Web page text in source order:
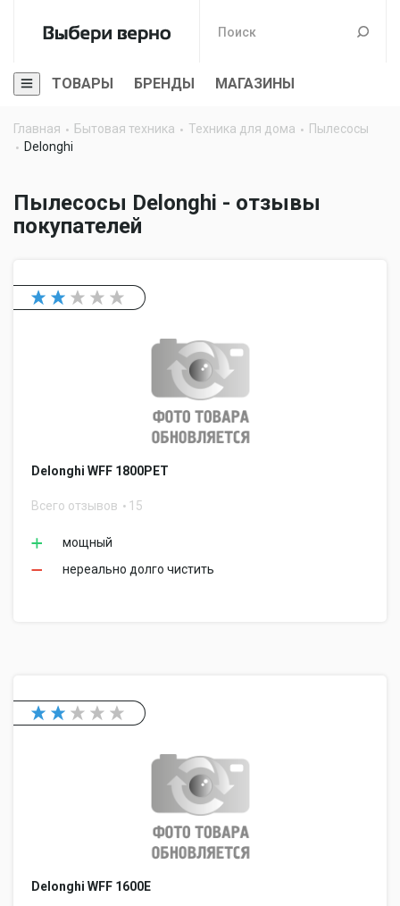
ТОВАРЫ БРЕНДЫ МАГАЗИНЫ
Главная Бытовая техника Техника для дома
Пылесосы
Delonghi
Пылесосы Delonghi - отзывы
покупателей
Delonghi WFF 1800PET
Всего отзывов 15
мощный
нереально долго чистить
Delonghi WFF 1600E